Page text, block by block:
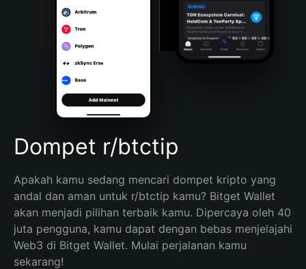
Bahasa Indonesia
Português (Brasil)
Español (Argentina)
Dompet r/btctip
Apakah kamu sedang mencari dompet kripto yang
andal dan aman untuk r/btctip kamu? Bitget Wallet
akan menjadi pilihan terbaik kamu. Dipercaya oleh 40
juta pengguna, kamu dapat dengan bebas menjelajahi
Web3 di Bitget Wallet. Mulai perjalanan kamu
sekarang!